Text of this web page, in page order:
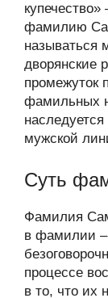
фамилию
называться
дворянские
промежуток
фамильных
мужской
Суть
Фамилия
в фамилии
процессе
в то, что их